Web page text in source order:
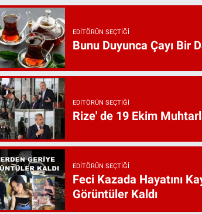
EDITÖRÜN SEÇTIĞI
Bunu Duyunca Çayı Bir
EDITÖRÜN SEÇTIĞI
Rize' de 19 Ekim
EDITÖRÜN SEÇTIĞI
Feci Kazada Hayatını
Görüntüler Kaldı